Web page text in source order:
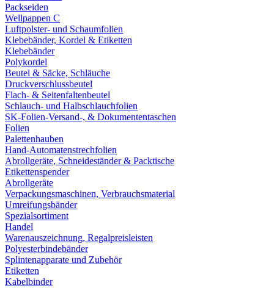
Packseiden
Wellpappen C
Luftpolster- und Schaumfolien
Klebebänder, Kordel & Etiketten
Klebebänder
Polykordel
Beutel & Säcke, Schläuche
Druckverschlussbeutel
Flach- & Seitenfaltenbeutel
Schlauch- und Halbschlauchfolien
SK-Folien-Versand-, & Dokumententaschen
Folien
Palettenhauben
Hand-Automatenstrechfolien
Abrollgeräte, Schneideständer & Packtische
Etikettenspender
Abrollgeräte
Verpackungsmaschinen, Verbrauchsmaterial
Umreifungsbänder
Spezialsortiment
Handel
Warenauszeichnung, Regalpreisleisten
Polyesterbindebänder
Splintenapparate und Zubehör
Etiketten
Kabelbinder